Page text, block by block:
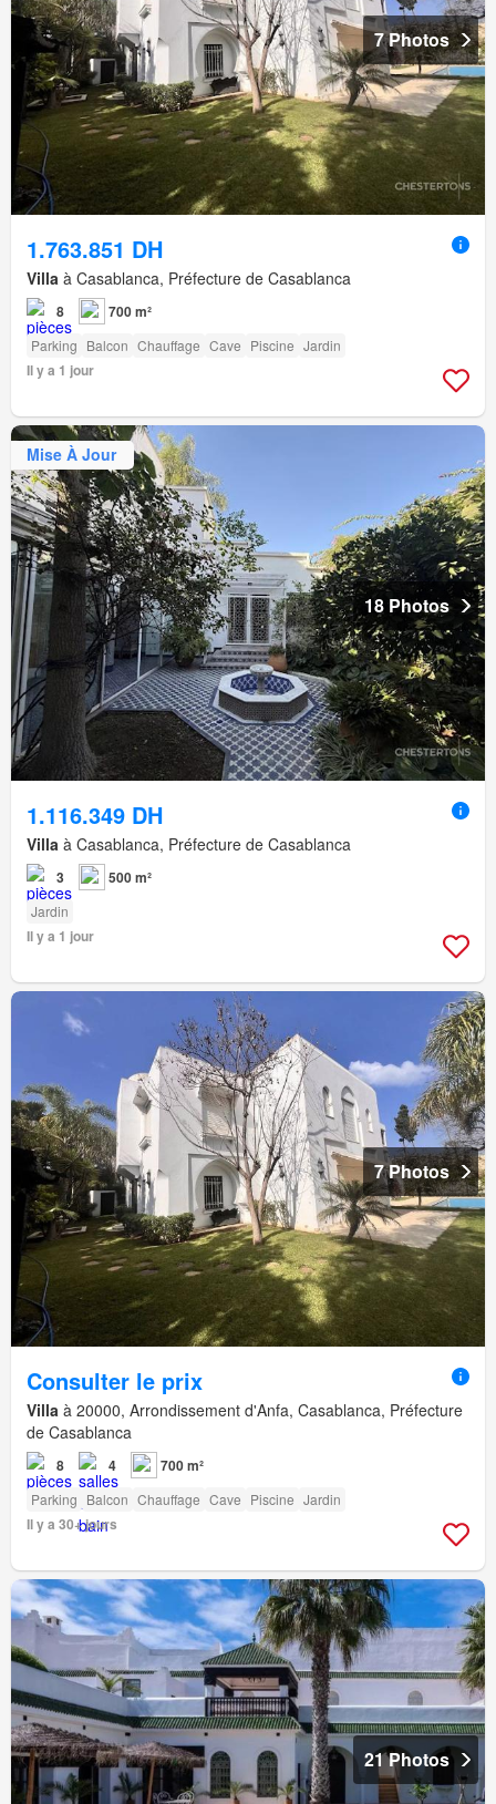
7 Photos
1.763.851 DH
Villa à Casablanca, Préfecture de Casablanca
8 700 m²
Parking Balcon Chauffage Cave Piscine Jardin
Il y a 1 jour
Mise À Jour
18 Photos
1.116.349 DH
Villa à Casablanca, Préfecture de Casablanca
3 500 m²
Jardin
Il y a 1 jour
7 Photos
Consulter le prix
Villa à 20000, Arrondissement d'Anfa, Casablanca, Préfecture
de Casablanca
8 4 700 m²
Parking Balcon Chauffage Cave Piscine Jardin
Il y a 30+ jours
21 Photos